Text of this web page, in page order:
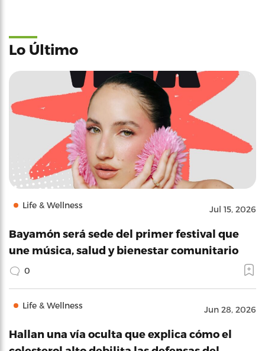
Lo Último
Life & Wellness Jul 15, 2026
Bayamón será sede del primer festival que
une música, salud y bienestar comunitario
0
Life & Wellness Jun 28, 2026
Hallan una vía oculta que explica cómo el